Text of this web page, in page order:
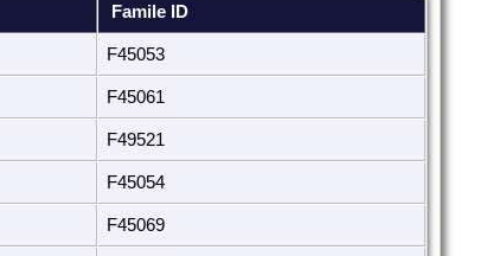
Famile ID
F45053
F45061
F49521
F45054
F45069